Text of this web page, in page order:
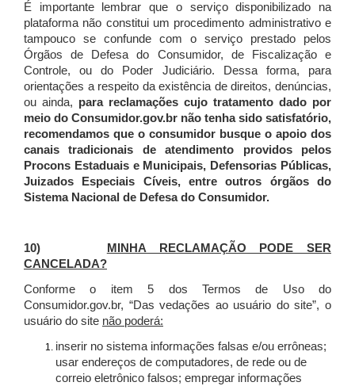
É importante lembrar que o serviço disponibilizado na
plataforma não constitui um procedimento administrativo e
tampouco se confunde com o serviço prestado pelos
Órgãos de Defesa do Consumidor, de Fiscalização e
Controle, ou do Poder Judiciário. Dessa forma, para
orientações a respeito da existência de direitos, denúncias,
ou ainda, para reclamações cujo tratamento dado por
meio do Consumidor.gov.br não tenha sido satisfatório,
recomendamos que o consumidor busque o apoio dos
canais tradicionais de atendimento providos pelos
Procons Estaduais e Municipais, Defensorias Públicas,
Juizados Especiais Cíveis, entre outros órgãos do
Sistema Nacional de Defesa do Consumidor.
10)
MINHA RECLAMAÇÃO PODE SER
CANCELADA?
Conforme o item 5 dos Termos de Uso do
Consumidor.gov.br, “Das vedações ao usuário do site”, o
usuário do site não poderá:
inserir no sistema informações falsas e/ou errôneas;
usar endereços de computadores, de rede ou de
correio eletrônico falsos; empregar informações